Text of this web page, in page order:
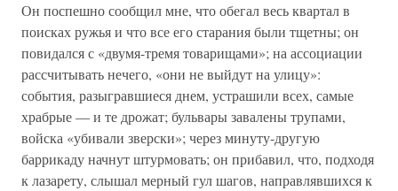
Он поспешно сообщил мне, что обегал весь квартал в
поисках ружья и что все его старания были тщетны; он
повидался с «двумя-тремя товарищами»; на ассоциации
рассчитывать нечего, «они не выйдут на улицу»:
события, разыгравшиеся днем, устрашили всех, самые
храбрые — и те дрожат; бульвары завалены трупами,
войска «убивали зверски»; через минуту-другую
баррикаду начнут штурмовать; он прибавил, что, подходя
к лазарету, слышал мерный гул шагов, направлявшихся к